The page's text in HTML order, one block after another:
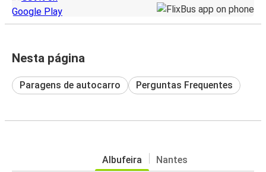
Nesta página
Paragens de autocarro Perguntas Frequentes
Albufeira Nantes